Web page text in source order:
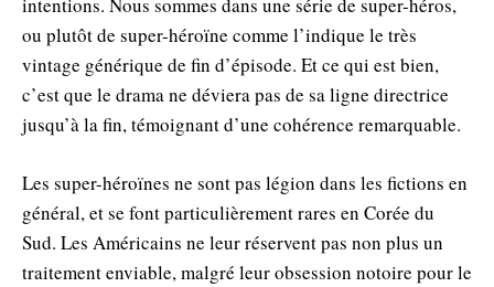
ou plutôt de super-héroïne comme l’indique le très
vintage générique de fin d’épisode. Et ce qui est bien,
c’est que le drama ne déviera pas de sa ligne directrice
jusqu’à la fin, témoignant d’une cohérence remarquable.
Les super-héroïnes ne sont pas légion dans les fictions en
général, et se font particulièrement rares en Corée du
Sud. Les Américains ne leur réservent pas non plus un
traitement enviable, malgré leur obsession notoire pour le